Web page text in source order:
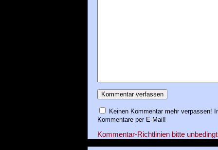
Keinen Kommentar mehr verpassen!
Kommentare per E-Mail!
Kommentar-Richtlinien bitte